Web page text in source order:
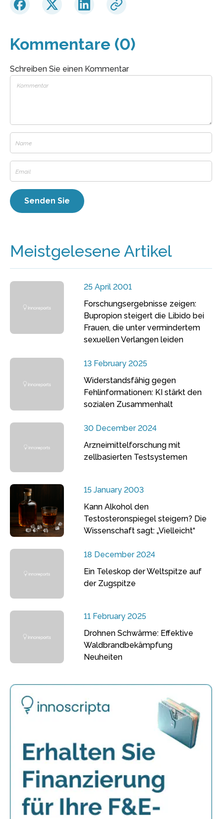
Kommentare (0)
Schreiben Sie einen Kommentar
Meistgelesene Artikel
25 April 2001
Forschungsergebnisse zeigen:
Bupropion steigert die Libido bei
Frauen, die unter vermindertem
sexuellen Verlangen leiden
13 February 2025
Widerstandsfähig gegen
Fehlinformationen: KI stärkt den
sozialen Zusammenhalt
30 December 2024
Arzneimittelforschung mit
zellbasierten Testsystemen
15 January 2003
Kann Alkohol den
Testosteronspiegel steigern? Die
Wissenschaft sagt: „Vielleicht“
18 December 2024
Ein Teleskop der Weltspitze auf
der Zugspitze
11 February 2025
Drohnen Schwärme: Effektive
Waldbrandbekämpfung
Neuheiten